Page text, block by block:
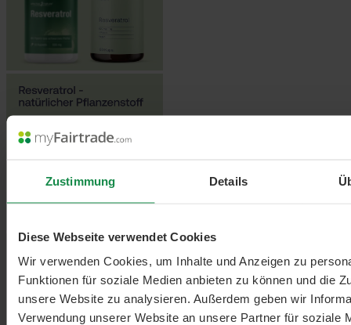
Zustimmung Details
Diese Webseite verwendet Cookies
Wir verwenden Cookies, um Inhalte und Anzeigen zu
Funktionen für soziale Medien anbieten zu können und die
unsere Website zu analysieren. Außerdem geben wir
Verwendung unserer Website an unsere Partner für soziale